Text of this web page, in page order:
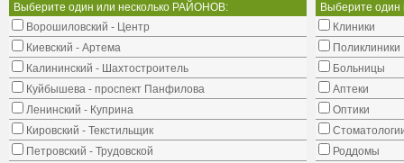
Выберите один или несколько РАЙОНОВ:
Ворошиловский - Центр
Киевский - Артема
Калининский - Шахтостроитель
Куйбышева - проспект Панфилова
Ленинский - Куприна
Кировский - Текстильщик
Петровский - Трудовской
Выберите
Клиники
Поликлиники
Больницы
Аптеки
Оптики
Роддомы